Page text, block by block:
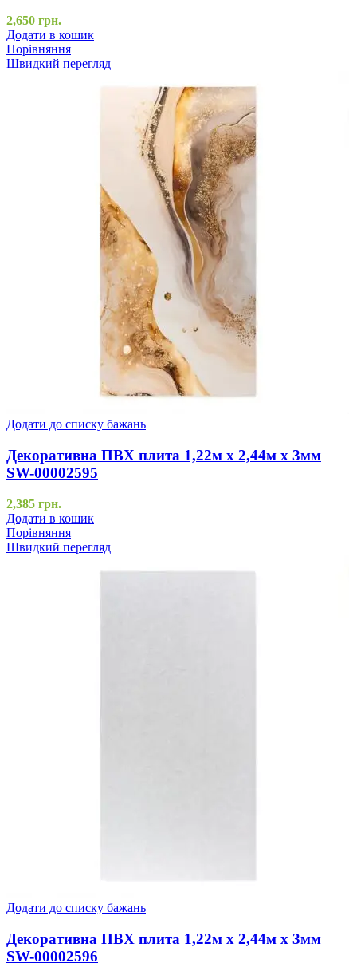
2,650 грн.
Додати в кошик
Порівняння
Швидкий перегляд
Додати до списку бажань
Декоративна ПВХ плита 1,22м х 2,44м х 3мм
SW-00002595
2,385 грн.
Додати в кошик
Порівняння
Швидкий перегляд
Додати до списку бажань
Декоративна ПВХ плита 1,22м х 2,44м х 3мм
SW-00002596